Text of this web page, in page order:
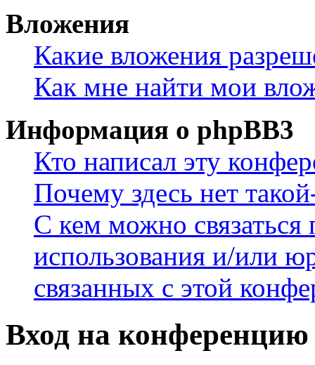
Вложения
Какие вложения
Как мне найти мои
Информация о phpBB3
Кто написал эту
Почему здесь нет
С кем можно связаться
использования и/или
связанных с этой
Вход на конференцию